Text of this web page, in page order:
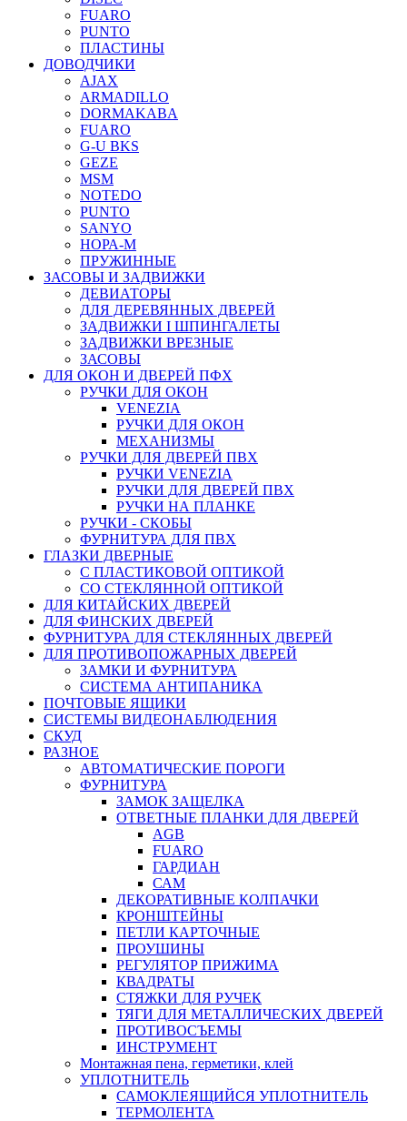
FUARO
PUNTO
ПЛАСТИНЫ
ДОВОДЧИКИ
AJAX
ARMADILLO
DORMAKABA
FUARO
G-U BKS
GEZE
MSM
NOTEDO
PUNTO
SANYO
НОРА-М
ПРУЖИННЫЕ
ЗАСОВЫ И ЗАДВИЖКИ
ДЕВИАТОРЫ
ДЛЯ ДЕРЕВЯННЫХ ДВЕРЕЙ
ЗАДВИЖКИ I ШПИНГАЛЕТЫ
ЗАДВИЖКИ ВРЕЗНЫЕ
ЗАСОВЫ
ДЛЯ ОКОН И ДВЕРЕЙ ПФХ
РУЧКИ ДЛЯ ОКОН
VENEZIA
РУЧКИ ДЛЯ ОКОН
МЕХАНИЗМЫ
РУЧКИ ДЛЯ ДВЕРЕЙ ПВХ
РУЧКИ VENEZIA
РУЧКИ ДЛЯ ДВЕРЕЙ ПВХ
РУЧКИ НА ПЛАНКЕ
РУЧКИ - СКОБЫ
ФУРНИТУРА ДЛЯ ПВХ
ГЛАЗКИ ДВЕРНЫЕ
С ПЛАСТИКОВОЙ ОПТИКОЙ
СО СТЕКЛЯННОЙ ОПТИКОЙ
ДЛЯ КИТАЙСКИХ ДВЕРЕЙ
ДЛЯ ФИНСКИХ ДВЕРЕЙ
ФУРНИТУРА ДЛЯ СТЕКЛЯННЫХ ДВЕРЕЙ
ДЛЯ ПРОТИВОПОЖАРНЫХ ДВЕРЕЙ
ЗАМКИ И ФУРНИТУРА
СИСТЕМА АНТИПАНИКА
ПОЧТОВЫЕ ЯЩИКИ
СИСТЕМЫ ВИДЕОНАБЛЮДЕНИЯ
СКУД
РАЗНОЕ
АВТОМАТИЧЕСКИЕ ПОРОГИ
ФУРНИТУРА
ЗАМОК ЗАЩЕЛКА
ОТВЕТНЫЕ ПЛАНКИ ДЛЯ ДВЕРЕЙ
AGB
FUARO
ГАРДИАН
САМ
ДЕКОРАТИВНЫЕ КОЛПАЧКИ
КРОНШТЕЙНЫ
ПЕТЛИ КАРТОЧНЫЕ
ПРОУШИНЫ
РЕГУЛЯТОР ПРИЖИМА
КВАДРАТЫ
СТЯЖКИ ДЛЯ РУЧЕК
ТЯГИ ДЛЯ МЕТАЛЛИЧЕСКИХ ДВЕРЕЙ
ПРОТИВОСЪЕМЫ
ИНСТРУМЕНТ
Монтажная пена, герметики, клей
УПЛОТНИТЕЛЬ
САМОКЛЕЯЩИЙСЯ УПЛОТНИТЕЛЬ
ТЕРМОЛЕНТА